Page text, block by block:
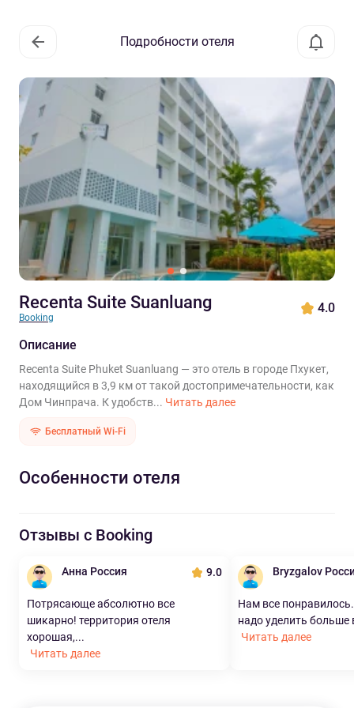
Подробности отеля
Recenta Suite Suanluang
Booking
4.0
Описание
Recenta Suite Phuket Suanluang — это отель в городе Пхукет,
находящийся в 3,9 км от такой достопримечательности, как
Дом Чинпрача. К удобств... Читать далее
Бесплатный Wi-Fi
Особенности отеля
Отзывы с Booking
Анна Россия 9.0
Потрясающе абсолютно все
шикарно! территория отеля
хорошая,...
Читать далее
Bryzgalov
Нам все
надо уделить больше
Читать далее